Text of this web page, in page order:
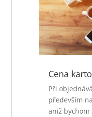
Cena
Při
především
aniž